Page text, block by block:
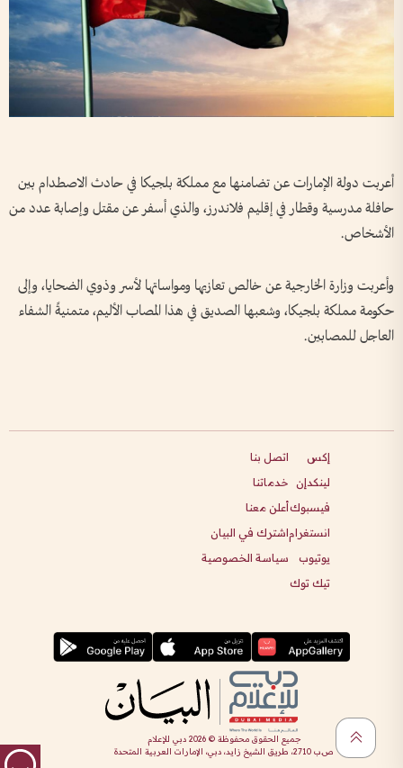
أعربت دولة الإمارات عن تضامنها مع مملكة بلجيكا في حادث الاصطدام بين
حافلة مدرسية وقطار في إقليم فلاندرز، والذي أسفر عن مقتل وإصابة عدد من
الأشخاص.
وأعربت وزارة الخارجية عن خالص تعازيها ومواساتها لأسر وذوي الضحايا، وإلى
حكومة مملكة بلجيكا، وشعبها الصديق في هذا المصاب الأليم، متمنيةً الشفاء
العاجل للمصابين.
إكس
لينكدإن
فيسبوك
انستغرام
يوتيوب
تيك توك
اتصل بنا
خدماتنا
أعلن معنا
اشترك في البيان
سياسة الخصوصية
جميع الحقوق محفوظة ©2026 دبي للإعلام
ص.ب 2710، طريق الشيخ زايد، دبي، الإمارات العربية المتحدة